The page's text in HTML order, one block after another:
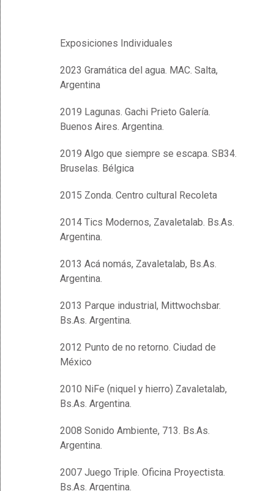
Exposiciones Individuales
2023 Gramática del agua. MAC. Salta,
Argentina
2019 Lagunas. Gachi Prieto Galería.
Buenos Aires. Argentina.
2019 Algo que siempre se escapa. SB34.
Bruselas. Bélgica
2015 Zonda. Centro cultural Recoleta
2014 Tics Modernos, Zavaletalab. Bs.As.
Argentina.
2013 Acá nomás, Zavaletalab, Bs.As.
Argentina.
2013 Parque industrial, Mittwochsbar.
Bs.As. Argentina.
2012 Punto de no retorno. Ciudad de
México
2010 NiFe (niquel y hierro) Zavaletalab,
Bs.As. Argentina.
2008 Sonido Ambiente, 713. Bs.As.
Argentina.
2007 Juego Triple. Oficina Proyectista.
Bs.As. Argentina.